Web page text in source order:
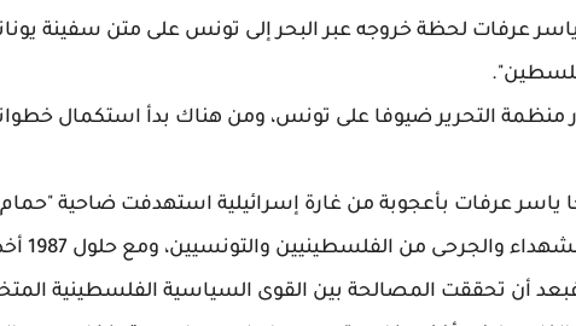
عرفات لحظة خروجه عبر البحر إلى تونس على متن سفينة
فلسطين".
منظمة التحرير ضيوفا على تونس، ومن هناك بدأ استكمال
الأول من تشرين الأول 1985 نجا ياسر عرفات بأعجوبة من غارة إسرائيلية استهدفت ضاحية
بتونس، وأدت إلى
أن تحققت المصالحة بين القوى السياسية الفلسطينية